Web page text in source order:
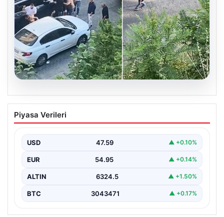
Beyoğlu’nda Şok Olay: Çıplak Adam ve
Çekişmeli Kaçış
Firuzağa Mahallesi’nde geçtiğimiz gün ilginç ve bir…
Piyasa Verileri
USD 47.59 ▲ +0.10%
EUR 54.95 ▲ +0.14%
ALTIN 6324.5 ▲ +1.50%
BTC 3043471 ▲ +0.17%